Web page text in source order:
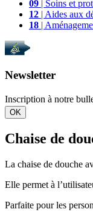
09 | Soins et
12 | Aides aux
18 |
Newsletter
Inscription à notre
OK
Chaise de
La chaise de douche
Elle permet à
Parfaite pour les